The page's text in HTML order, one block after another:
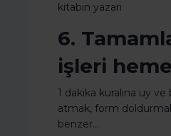
kitabın yazarı
6.
işleri
1 dakika kuralına uy
atmak, form
benzer…